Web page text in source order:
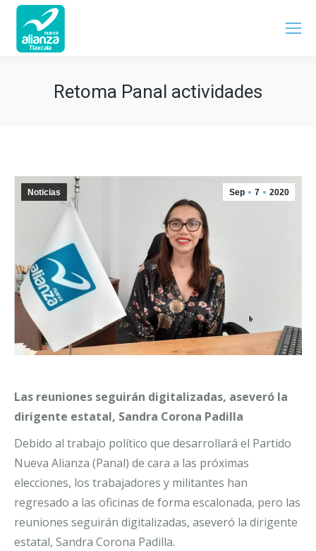
Retoma Panal actividades
Sep 7 2020
Noticias
Las reuniones seguirán digitalizadas, aseveró la
dirigente estatal, Sandra Corona Padilla
Debido al trabajo político que desarrollará el Partido
Nueva Alianza (Panal) de cara a las próximas
elecciones, los trabajadores y militantes han
regresado a las oficinas de forma escalonada, pero las
reuniones seguirán digitalizadas, aseveró la dirigente
estatal, Sandra Corona Padilla.